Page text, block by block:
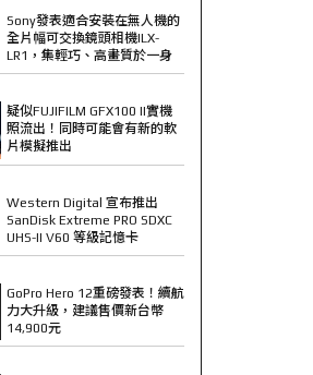
Sony發表適合安裝在無人機的
全片幅可交換鏡頭相機ILX-
LR1，集輕巧、高畫質於一身
疑似FUJIFILM GFX100 II實機
照流出！同時可能會有新的軟
片模擬推出
Western Digital 宣布推出
SanDisk Extreme PRO SDXC
UHS-II V60 等級記憶卡
GoPro Hero 12重磅發表！續航
力大升級，建議售價新台幣
14,900元